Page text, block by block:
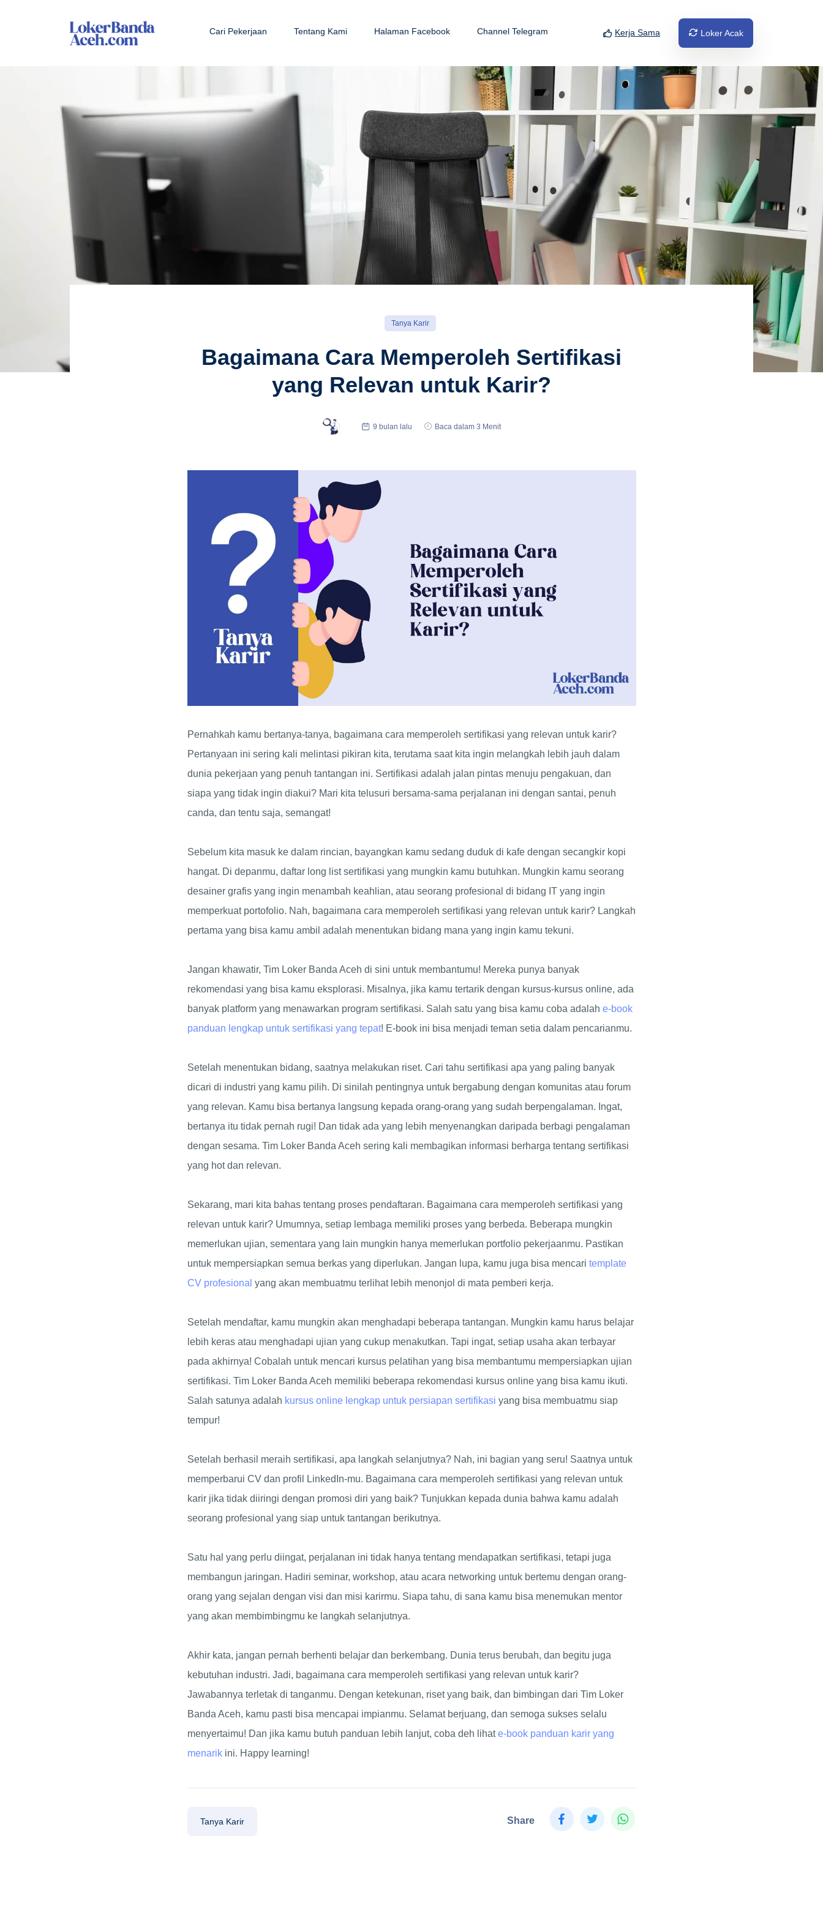
Cari Pekerjaan Tentang Kami Halaman Facebook Channel Telegram Kerja Sama Loker Acak
Tanya Karir
Bagaimana Cara Memperoleh Sertifikasi
yang Relevan untuk Karir?
9 bulan lalu Baca dalam 3 Menit
Pernahkah kamu bertanya-tanya, bagaimana cara memperoleh sertifikasi yang relevan untuk karir?
Pertanyaan ini sering kali melintasi pikiran kita, terutama saat kita ingin melangkah lebih jauh dalam
dunia pekerjaan yang penuh tantangan ini. Sertifikasi adalah jalan pintas menuju pengakuan, dan
siapa yang tidak ingin diakui? Mari kita telusuri bersama-sama perjalanan ini dengan santai, penuh
canda, dan tentu saja, semangat!
Sebelum kita masuk ke dalam rincian, bayangkan kamu sedang duduk di kafe dengan secangkir kopi
hangat. Di depanmu, daftar long list sertifikasi yang mungkin kamu butuhkan. Mungkin kamu seorang
desainer grafis yang ingin menambah keahlian, atau seorang profesional di bidang IT yang ingin
memperkuat portofolio. Nah, bagaimana cara memperoleh sertifikasi yang relevan untuk karir? Langkah
pertama yang bisa kamu ambil adalah menentukan bidang mana yang ingin kamu tekuni.
Jangan khawatir, Tim Loker Banda Aceh di sini untuk membantumu! Mereka punya banyak
rekomendasi yang bisa kamu eksplorasi. Misalnya, jika kamu tertarik dengan kursus-kursus online, ada
banyak platform yang menawarkan program sertifikasi. Salah satu yang bisa kamu coba adalah e-book
panduan lengkap untuk sertifikasi yang tepat! E-book ini bisa menjadi teman setia dalam pencarianmu.
Setelah menentukan bidang, saatnya melakukan riset. Cari tahu sertifikasi apa yang paling banyak
dicari di industri yang kamu pilih. Di sinilah pentingnya untuk bergabung dengan komunitas atau forum
yang relevan. Kamu bisa bertanya langsung kepada orang-orang yang sudah berpengalaman. Ingat,
bertanya itu tidak pernah rugi! Dan tidak ada yang lebih menyenangkan daripada berbagi pengalaman
dengan sesama. Tim Loker Banda Aceh sering kali membagikan informasi berharga tentang sertifikasi
yang hot dan relevan.
Sekarang, mari kita bahas tentang proses pendaftaran. Bagaimana cara memperoleh sertifikasi yang
relevan untuk karir? Umumnya, setiap lembaga memiliki proses yang berbeda. Beberapa mungkin
memerlukan ujian, sementara yang lain mungkin hanya memerlukan portfolio pekerjaanmu. Pastikan
untuk mempersiapkan semua berkas yang diperlukan. Jangan lupa, kamu juga bisa mencari template
CV profesional yang akan membuatmu terlihat lebih menonjol di mata pemberi kerja.
Setelah mendaftar, kamu mungkin akan menghadapi beberapa tantangan. Mungkin kamu harus belajar
lebih keras atau menghadapi ujian yang cukup menakutkan. Tapi ingat, setiap usaha akan terbayar
pada akhirnya! Cobalah untuk mencari kursus pelatihan yang bisa membantumu mempersiapkan ujian
sertifikasi. Tim Loker Banda Aceh memiliki beberapa rekomendasi kursus online yang bisa kamu ikuti.
Salah satunya adalah kursus online lengkap untuk persiapan sertifikasi yang bisa membuatmu siap
tempur!
Setelah berhasil meraih sertifikasi, apa langkah selanjutnya? Nah, ini bagian yang seru! Saatnya untuk
memperbarui CV dan profil LinkedIn-mu. Bagaimana cara memperoleh sertifikasi yang relevan untuk
karir jika tidak diiringi dengan promosi diri yang baik? Tunjukkan kepada dunia bahwa kamu adalah
seorang profesional yang siap untuk tantangan berikutnya.
Satu hal yang perlu diingat, perjalanan ini tidak hanya tentang mendapatkan sertifikasi, tetapi juga
membangun jaringan. Hadiri seminar, workshop, atau acara networking untuk bertemu dengan orang-
orang yang sejalan dengan visi dan misi karirmu. Siapa tahu, di sana kamu bisa menemukan mentor
yang akan membimbingmu ke langkah selanjutnya.
Akhir kata, jangan pernah berhenti belajar dan berkembang. Dunia terus berubah, dan begitu juga
kebutuhan industri. Jadi, bagaimana cara memperoleh sertifikasi yang relevan untuk karir?
Jawabannya terletak di tanganmu. Dengan ketekunan, riset yang baik, dan bimbingan dari Tim Loker
Banda Aceh, kamu pasti bisa mencapai impianmu. Selamat berjuang, dan semoga sukses selalu
menyertaimu! Dan jika kamu butuh panduan lebih lanjut, coba deh lihate-book panduan karir yang
menarikini. Happy learning!
Tanya Karir Share